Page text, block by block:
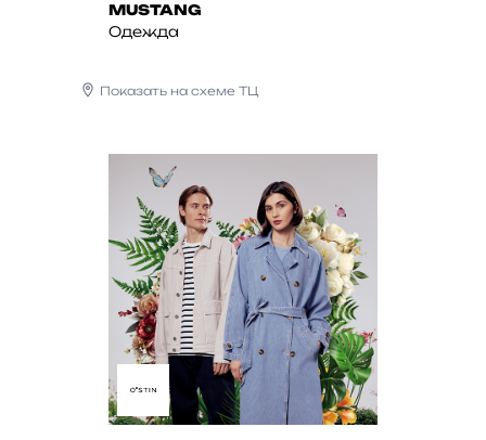
MUSTANG
Одежда
Показать на схеме ТЦ